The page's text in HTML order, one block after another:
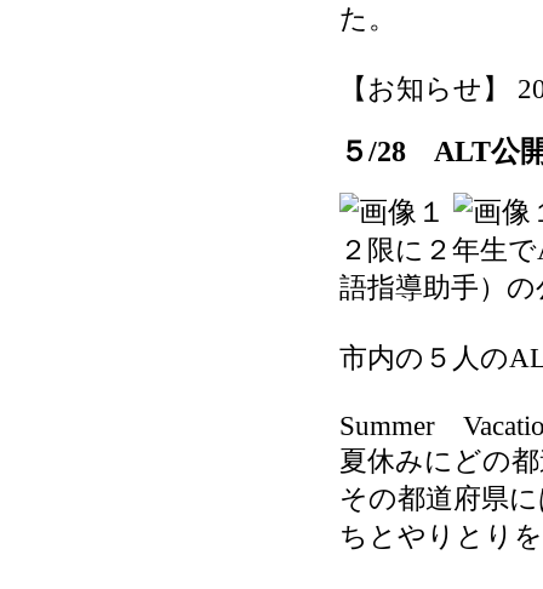
た。
【お知らせ】
５/28 ALT公
２限に２年生
語指導助手）
市内の５人の
Summer
夏休みにどの
その都道府県
ちとやりとり